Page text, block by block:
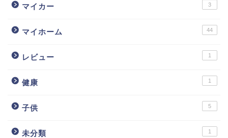
マイカー 3
マイホーム 44
レビュー 1
健康 1
子供 5
未分類 1